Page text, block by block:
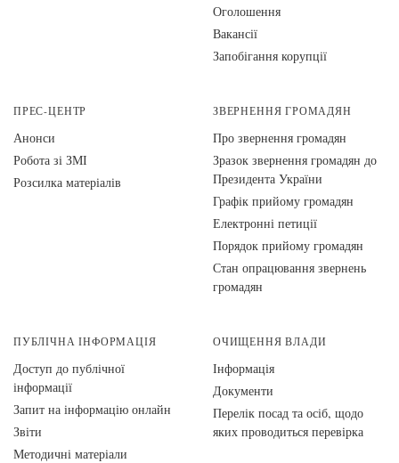
Оголошення
Вакансії
Запобігання корупції
ПРЕС-ЦЕНТР
Анонси
Робота зі ЗМІ
Розсилка матеріалів
ЗВЕРНЕННЯ ГРОМАДЯН
Про звернення громадян
Зразок звернення громадян до
Президента України
Графік прийому громадян
Електронні петиції
Порядок прийому громадян
Стан опрацювання звернень
громадян
ПУБЛІЧНА ІНФОРМАЦІЯ
Доступ до публічної
інформації
Запит на інформацію онлайн
Звіти
Методичні матеріали
ОЧИЩЕННЯ ВЛАДИ
Інформація
Документи
Перелік посад та осіб, щодо
яких проводиться перевірка